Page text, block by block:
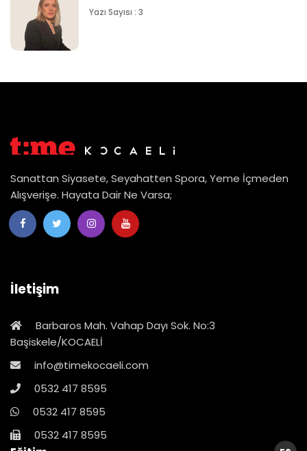
Yazı Sayısı : 3
Sanattan Siyasete, Seyahatten Spora, Yeme İçmeden
Alışverişe. Hayata Dair Ne Varsa;
İletişim
Barbaros Mah. Vahap Dayı Sok. No:3
Başiskele/KOCAELİ
info@timekocaeli.com
0532 417 8595
0532 417 8595
0532 417 8595